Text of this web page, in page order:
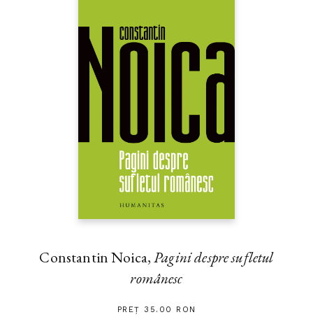
Constantin Noica,Pagini despre sufletul
românesc
PREȚ 35.00 RON